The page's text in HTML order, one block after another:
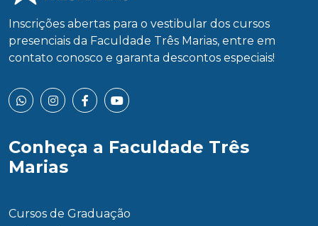
Inscrições abertas para o vestibular dos cursos
presenciais da Faculdade Três Marias, entre em
contato conosco e garanta descontos especiais!
Conheça a Faculdade Três
Marias
Cursos de Graduação